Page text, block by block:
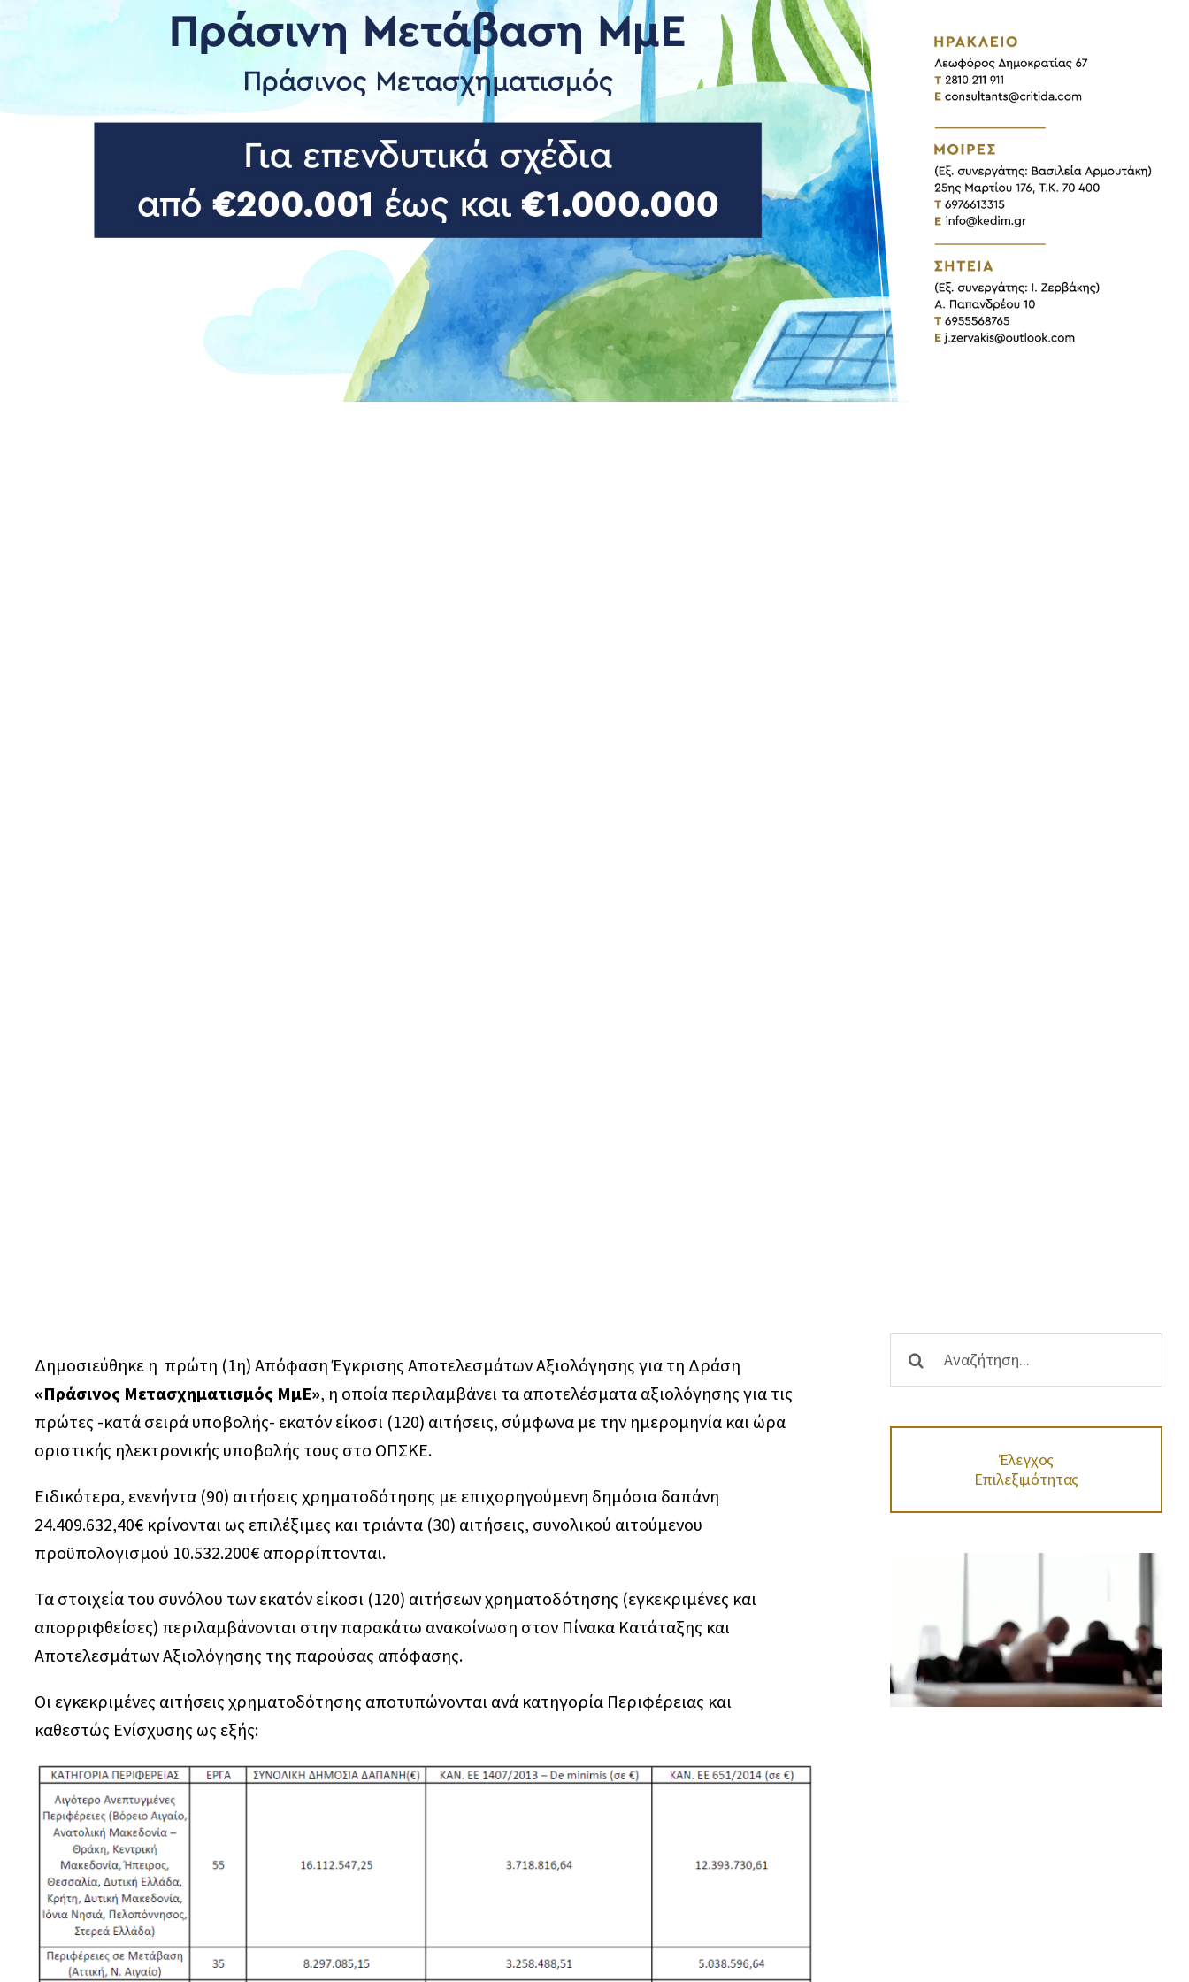
ροές (cash-flow)
Σύνταξη προϋπολογισμών (Budget)
Χρηματοδότησης & Ανεύρεσης
Στρατηγικού Επενδυτή
Λογιστικές υπηρεσίες – Τήρηση βιβλίων
Φοροτεχνικές υπηρεσίες-Φορολογικές
Υπηρεσίες Μισθοδοσίας
Αναδιοργάνωση δραστηριότητας &
Λειτουργίας
Ρυθμίσεις Χρεών – Οφειλών
Πτωχευτικός Κωδικός – Ρύθμιση
οφειλών από όλους προς όλους
Έκδοση Δανείων Επιχειρήσεων
Χρηματοοικονομικές Συμβουλές
Επιχειρήσεων
Κόκκινα Δάνεια
ΕΣΠΑ 2021-2027
Νέος Αναπτυξιακός Νόμος 4399/16
Προγράμματα Αγροτικής Ανάπτυξης
Προγράμματα LEADER
Ανάπτυξης ΕΤΕΑΝ
Δημοσιεύθηκε η πρώτη (1η) Απόφαση Έγκρισης Αποτελεσμάτων Αξιολόγησης για τη Δράση
«Πράσινος Μετασχηματισμός ΜμΕ», η οποία περιλαμβάνει τα αποτελέσματα αξιολόγησης για τις
πρώτες -κατά σειρά υποβολής- εκατόν είκοσι (120) αιτήσεις, σύμφωνα με την ημερομηνία και ώρα
οριστικής ηλεκτρονικής υποβολής τους στο ΟΠΣΚΕ.
Ειδικότερα, ενενήντα (90) αιτήσεις χρηματοδότησης με επιχορηγούμενη δημόσια δαπάνη
24.409.632,40€ κρίνονται ως επιλέξιμες και τριάντα (30) αιτήσεις, συνολικού αιτούμενου
προϋπολογισμού 10.532.200€ απορρίπτονται.
Τα στοιχεία του συνόλου των εκατόν είκοσι (120) αιτήσεων χρηματοδότησης (εγκεκριμένες και
απορριφθείσες) περιλαμβάνονται στην παρακάτω ανακοίνωση στον Πίνακα Κατάταξης και
Αποτελεσμάτων Αξιολόγησης της παρούσας απόφασης.
Οι εγκεκριμένες αιτήσεις χρηματοδότησης αποτυπώνονται ανά κατηγορία Περιφέρειας και
καθεστώς Ενίσχυσης ως εξής:
Έλεγχος
Επιλεξιμότητας